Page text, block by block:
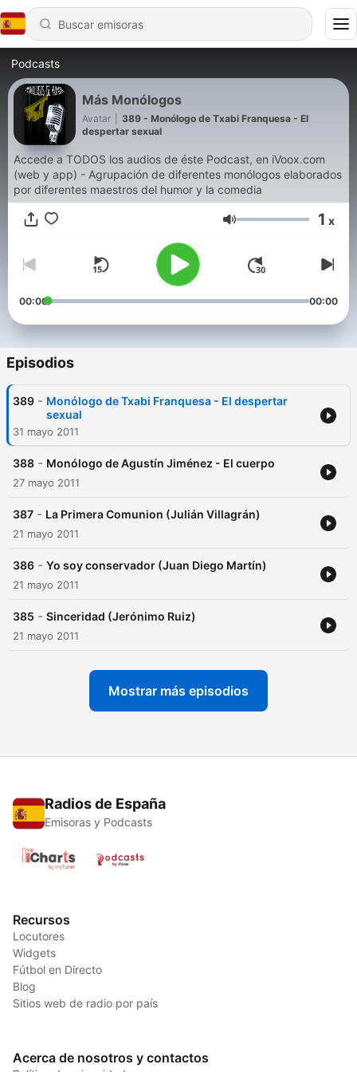
Podcasts
Más Monólogos
Avatar
389 - Monólogo de Txabi Franquesa - El
despertar sexual
Accede a TODOS los audios de éste Podcast, en iVoox.com
(web y app) - Agrupación de diferentes monólogos elaborados
por diferentes maestros del humor y la comedia
Volumen 1 x
00:00 00:00
Episodios
389 - Monólogo de Txabi Franquesa - El despertar
sexual
31 mayo 2011
388 - Monólogo de Agustín Jiménez - El cuerpo
27 mayo 2011
387 - La Primera Comunion (Julián Villagrán)
21 mayo 2011
386 - Yo soy conservador (Juan Diego Martín)
21 mayo 2011
385 - Sinceridad (Jerónimo Ruiz)
21 mayo 2011
Mostrar más episodios
Radios de España
Emisoras y Podcasts
Recursos
Locutores
Widgets
Fútbol en Directo
Blog
Sitios web de radio por país
Acerca de nosotros y contactos